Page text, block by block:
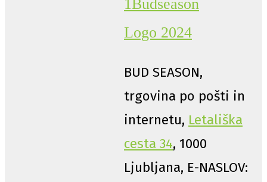
BUD SEASON,
trgovina po pošti in
internetu, Letališka
cesta 34, 1000
Ljubljana, E-NASLOV: